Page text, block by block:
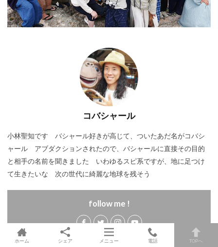
コバシャール
小林聖知です バシャール好きが高じて、ついたあだ名がコバシ
ャール アブダクションされたので、バシャールに直接その目的
と相手の名前を聞きました いわゆるスピ系ですが、地に足つけ
て生きたいな 次の世代に綺麗な地球を残そう
follow me !
ホーム シェア メニュー 電話 TOPへ